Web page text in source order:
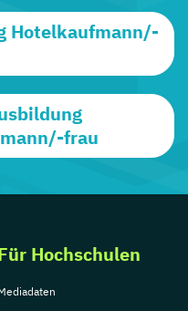
Hotelkaufmann/-
frau
Hochschulen